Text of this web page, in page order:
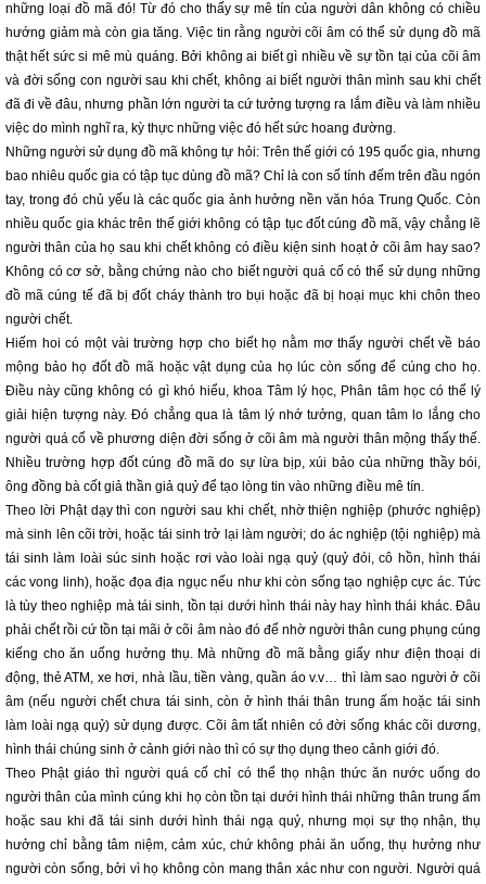
những loại đồ mã đó! Từ đó cho thấy sự mê tín của người dân không có chiều
hướng giảm mà còn gia tăng. Việc tin rằng người cõi âm có thể sử dụng đồ mã
thật hết sức si mê mù quáng. Bởi không ai biết gì nhiều về sự tồn tại của cõi âm
và đời sống con người sau khi chết, không ai biết người thân mình sau khi chết
đã đi về đâu, nhưng phần lớn người ta cứ tưởng tượng ra lắm điều và làm nhiều
việc do mình nghĩ ra, kỳ thực những việc đó hết sức hoang đường.
Những người sử dụng đồ mã không tự hỏi: Trên thế giới có 195 quốc gia, nhưng
bao nhiêu quốc gia có tập tục dùng đồ mã? Chỉ là con số tính đếm trên đầu ngón
tay, trong đó chủ yếu là các quốc gia ảnh hưởng nền văn hóa Trung Quốc. Còn
nhiều quốc gia khác trên thế giới không có tập tục đốt cúng đồ mã, vậy chẳng lẽ
người thân của họ sau khi chết không có điều kiện sinh hoạt ở cõi âm hay sao?
Không có cơ sở, bằng chứng nào cho biết người quá cố có thể sử dụng những
đồ mã cúng tế đã bị đốt cháy thành tro bụi hoặc đã bị hoại mục khi chôn theo
người chết.
Hiếm hoi có một vài trường hợp cho biết họ nằm mơ thấy người chết về báo
mộng bảo họ đốt đồ mã hoặc vật dụng của họ lúc còn sống để cúng cho họ.
Điều này cũng không có gì khó hiểu, khoa Tâm lý học, Phân tâm học có thể lý
giải hiện tượng này. Đó chẳng qua là tâm lý nhớ tưởng, quan tâm lo lắng cho
người quá cố về phương diện đời sống ở cõi âm mà người thân mộng thấy thế.
Nhiều trường hợp đốt cúng đồ mã do sự lừa bịp, xúi bảo của những thầy bói,
ông đồng bà cốt giả thần giả quỷ để tạo lòng tin vào những điều mê tín.
Theo lời Phật dạy thì con người sau khi chết, nhờ thiện nghiệp (phước nghiệp)
mà sinh lên cõi trời, hoặc tái sinh trở lại làm người; do ác nghiệp (tội nghiệp) mà
tái sinh làm loài súc sinh hoặc rơi vào loài ngạ quỷ (quỷ đói, cô hồn, hình thái
các vong linh), hoặc đọa địa ngục nếu như khi còn sống tạo nghiệp cực ác. Tức
là tùy theo nghiệp mà tái sinh, tồn tại dưới hình thái này hay hình thái khác. Đâu
phải chết rồi cứ tồn tại mãi ở cõi âm nào đó để nhờ người thân cung phụng cúng
kiếng cho ăn uống hưởng thụ. Mà những đồ mã bằng giấy như điện thoại di
động, thẻ ATM, xe hơi, nhà lầu, tiền vàng, quần áo v.v… thì làm sao người ở cõi
âm (nếu người chết chưa tái sinh, còn ở hình thái thân trung ấm hoặc tái sinh
làm loài ngạ quỷ) sử dụng được. Cõi âm tất nhiên có đời sống khác cõi dương,
hình thái chúng sinh ở cảnh giới nào thì có sự thọ dụng theo cảnh giới đó.
Theo Phật giáo thì người quá cố chỉ có thể thọ nhận thức ăn nước uống do
người thân của mình cúng khi họ còn tồn tại dưới hình thái những thân trung ấm
hoặc sau khi đã tái sinh dưới hình thái ngạ quỷ, nhưng mọi sự thọ nhận, thụ
hưởng chỉ bằng tâm niệm, cảm xúc, chứ không phải ăn uống, thụ hưởng như
người còn sống, bởi vì họ không còn mang thân xác như con người. Người quá